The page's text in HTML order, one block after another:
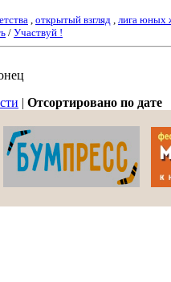
, открытый взгляд , лига юных
/ Участвуй !
| Отсортировано по дате